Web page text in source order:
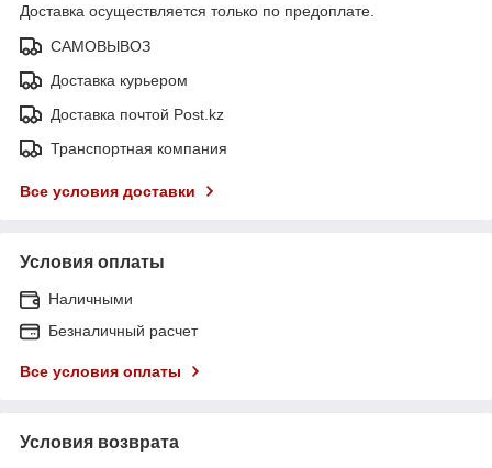
Доставка осуществляется только по предоплате.
САМОВЫВОЗ
Доставка курьером
Доставка почтой Post.kz
Транспортная компания
Все условия доставки
Условия оплаты
Наличными
Безналичный расчет
Все условия оплаты
Условия возврата